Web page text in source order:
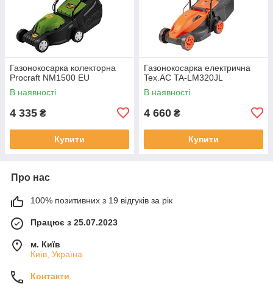
Газонокосарка колекторна
Procraft NM1500 EU
В наявності
4 335 ₴
Купити
Газонокосарка електрична
Tex.AC TA-LM320JL
В наявності
4 660 ₴
Купити
Про нас
100% позитивних з 19 відгуків за рік
Працює з 25.07.2023
м. Київ
Київ, Україна
Контакти